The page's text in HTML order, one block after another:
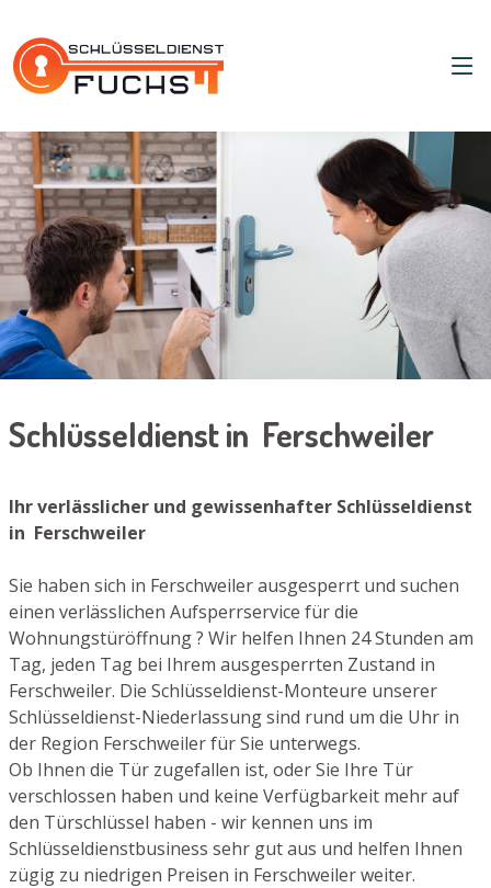
Schlüsseldienst in Ferschweiler
Ihr verlässlicher und gewissenhafter Schlüsseldienst
in Ferschweiler
Sie haben sich in Ferschweiler ausgesperrt und suchen
einen verlässlichen Aufsperrservice für die
Wohnungstüröffnung ? Wir helfen Ihnen 24 Stunden am
Tag, jeden Tag bei Ihrem ausgesperrten Zustand in
Ferschweiler. Die Schlüsseldienst-Monteure unserer
Schlüsseldienst-Niederlassung sind rund um die Uhr in
der Region Ferschweiler für Sie unterwegs.
Ob Ihnen die Tür zugefallen ist, oder Sie Ihre Tür
verschlossen haben und keine Verfügbarkeit mehr auf
den Türschlüssel haben - wir kennen uns im
Schlüsseldienstbusiness sehr gut aus und helfen Ihnen
zügig zu niedrigen Preisen in Ferschweiler weiter.